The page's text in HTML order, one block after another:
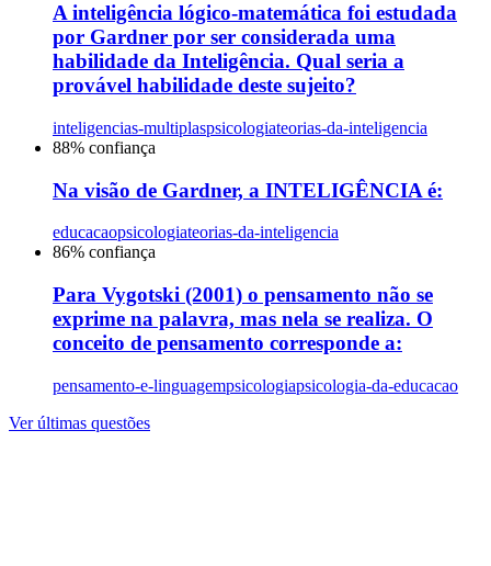
A inteligência lógico-matemática foi estudada
por Gardner por ser considerada uma
habilidade da Inteligência. Qual seria a
provável habilidade deste sujeito?
inteligencias-multiplaspsicologiateorias-da-inteligencia
88% confiança
Na visão de Gardner, a INTELIGÊNCIA é:
educacaopsicologiateorias-da-inteligencia
86% confiança
Para Vygotski (2001) o pensamento não se
exprime na palavra, mas nela se realiza. O
conceito de pensamento corresponde a:
pensamento-e-linguagempsicologiapsicologia-da-educacao
Ver últimas questões